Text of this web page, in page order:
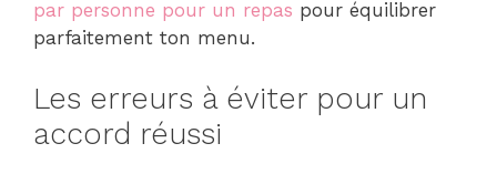
par personne pour un repas pour équilibrer
parfaitement ton menu.
Les erreurs à éviter pour un
accord réussi